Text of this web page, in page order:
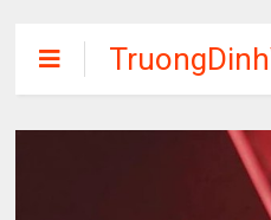
Chia sẽ
các khóa
phần mềm
tập miễn